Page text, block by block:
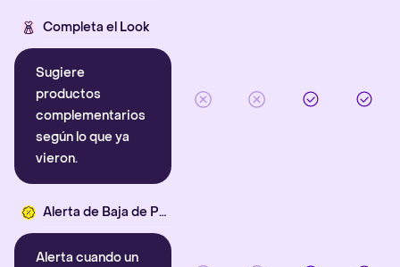
Completa el Look
Sugiere
productos
complementarios
según lo que ya
vieron.
Alerta de Baja de Precio
Alerta cuando un